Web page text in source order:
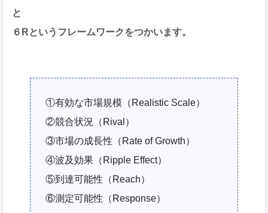
と
６Rというフレームワークをつかいます。
①有効な市場規模（Realistic Scale）
②競合状況（Rival）
③市場の成長性（Rate of Growth）
④波及効果（Ripple Effect）
⑤到達可能性（Reach）
⑥測定可能性（Response）